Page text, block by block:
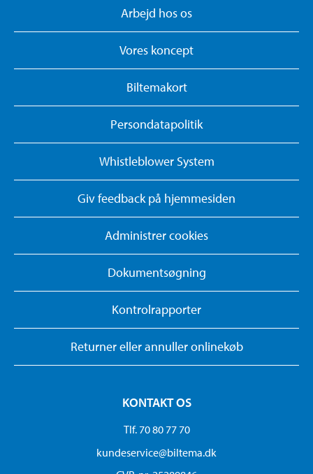
Arbejd hos os
Vores koncept
Biltemakort
Persondatapolitik
Whistleblower System
Giv feedback på hjemmesiden
Administrer cookies
Dokumentsøgning
Kontrolrapporter
Returner eller annuller onlinekøb
KONTAKT OS
Tlf. 70 80 77 70
kundeservice@biltema.dk